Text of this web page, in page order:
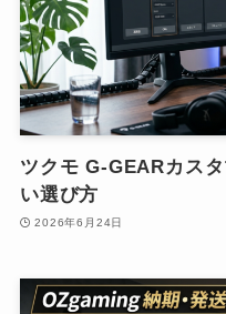
ツクモ G-GEARカス
い選び方
2026年6月24日